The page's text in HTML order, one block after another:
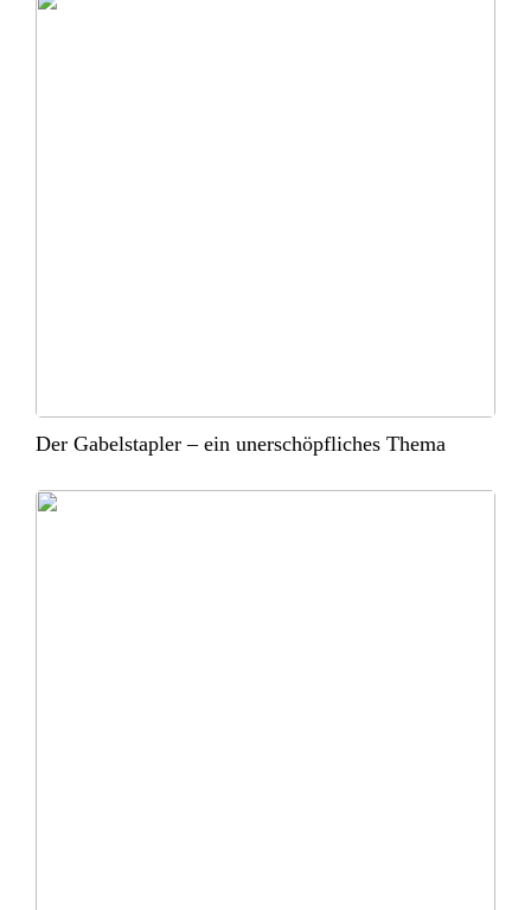
Der Gabelstapler – ein unerschöpfliches Thema